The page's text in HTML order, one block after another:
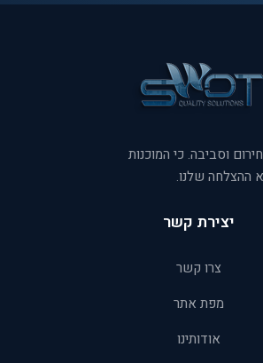
וסביבה. כי המוכנות
ההצלחה שלנו.
יצירת קשר
צרו קשר
מפת אתר
אודותינו